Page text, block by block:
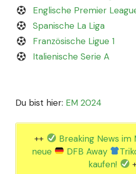
Englische Premier
Spanische La Liga
Französische Ligue 1
Italienische Serie A
Du bist hier: EM 2024
++
Breaking News im
neue
DFB Away
kaufen!